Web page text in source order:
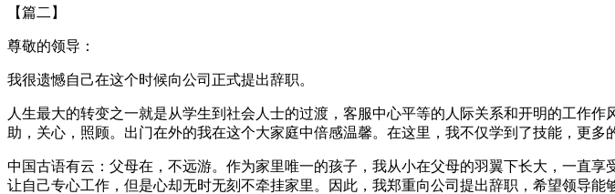
【篇二】
尊敬的领导：
我很遗憾自己在这个时候向公司正式提出辞职。
人生最大的转变之一就是从学生到社会人士的过渡，客服中心平等的人际关系和开明的工作
助，关心，照顾。出门在外的我在这个大家庭中倍感温馨。在这里，我不仅学到了技能，更多
中国古语有云：父母在，不远游。作为家里唯一的孩子，我从小在父母的羽翼下长大，一直
让自己专心工作，但是心却无时无刻不牵挂家里。因此，我郑重向公司提出辞职，希望领导能